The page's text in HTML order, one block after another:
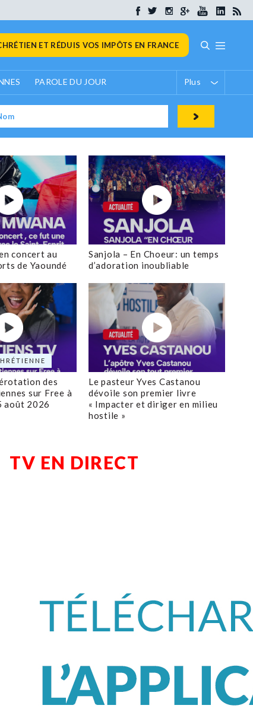
ET RÉDUIS VOS IMPÔTS EN FRANCE
PAROLE DU JOUR Plus
concert au
de Yaoundé
Sanjola – En Choeur: un temps
d’adoration inoubliable
des
sur Free à
août 2026
Le pasteur Yves Castanou
dévoile son premier livre
« Impacter et diriger en milieu
hostile »
TV EN DIRECT